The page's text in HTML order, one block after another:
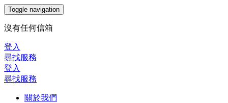
Toggle navigation
沒有任何信箱
登入
尋找服務
登入
尋找服務
關於我們